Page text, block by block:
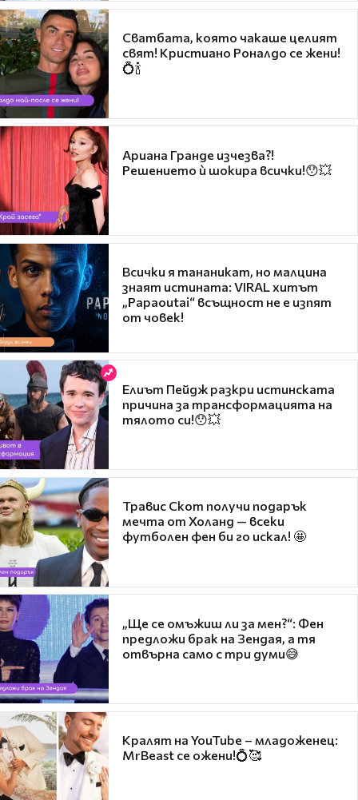
Сватбата, която чакаше целият
свят! Кристиано Роналдо се жени!
💍🍾
Ариана Гранде изчезва?!
Решението ѝ шокира всички!😯💥
Всички я тананикат, но малцина
знаят истината: VIRAL хитът
„Papaoutai“ всъщност не е изпят
от човек!
Елиът Пейдж разкри истинската
причина за трансформацията на
тялото си!😯💥
Травис Скот получи подарък
мечта от Холанд — всеки
футболен фен би го искал! 🤩
„Ще се омъжиш ли за мен?“: Фен
предложи брак на Зендая, а тя
отвърна само с три думи😅
Кралят на YouTube – младоженец:
MrBeast се ожени!💍🥰